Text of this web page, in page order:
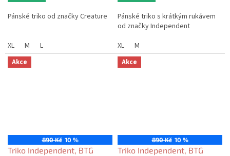
Pánské triko od značky Creature
XL M L
Pánské triko s krátkým rukávem
od značky Independent
XL
M
Akce
890 Kč 10 %
Triko Independent, BTG
Akce
890 Kč 10 %
Triko Independent, BTG